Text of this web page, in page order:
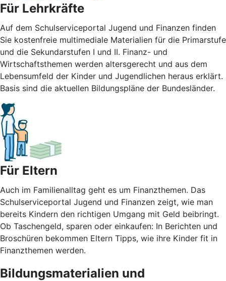
Für Lehrkräfte
Auf dem Schulserviceportal Jugend und Finanzen finden
Sie kostenfreie multimediale Materialien für die Primarstufe
und die Sekundarstufen I und II. Finanz- und
Wirtschaftsthemen werden altersgerecht und aus dem
Lebensumfeld der Kinder und Jugendlichen heraus erklärt.
Basis sind die aktuellen Bildungspläne der Bundesländer.
Für Eltern
Auch im Familienalltag geht es um Finanzthemen. Das
Schulserviceportal Jugend und Finanzen zeigt, wie man
bereits Kindern den richtigen Umgang mit Geld beibringt.
Ob Taschengeld, sparen oder einkaufen: In Berichten und
Broschüren bekommen Eltern Tipps, wie ihre Kinder fit in
Finanzthemen werden.
Bildungsmaterialien und